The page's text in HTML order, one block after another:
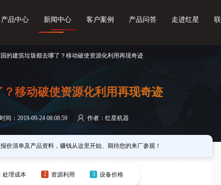
产品中心 新闻中心 客户案例 产品问答 走进红星
的建筑垃圾都去哪了？移动破使资源化利用再现奇迹
移动破使资源化利用再现奇迹
间：2019-09-24 08:08:59 作者：红星机器
价清单及产品资料，赚钱从这里开始、期待您的来厂参观！
处理成本 2 资源利用 3 设备价格